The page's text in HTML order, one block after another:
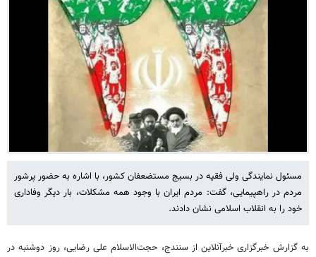
مسئول نمایندگی ولی فقیه در بسیج مستضعفان کشور، با اشاره به حضور پرشور
مردم در راهپیمایی، گفت: مردم ایران با وجود همه مشکلات، بار دیگر وفاداری
خود را به انقلاب اسلامی نشان دادند.
به گزارش خبرگزاری خبرآنلاین از سنندج، حجت‌الاسلام علی رضایی، روز دوشنبه در